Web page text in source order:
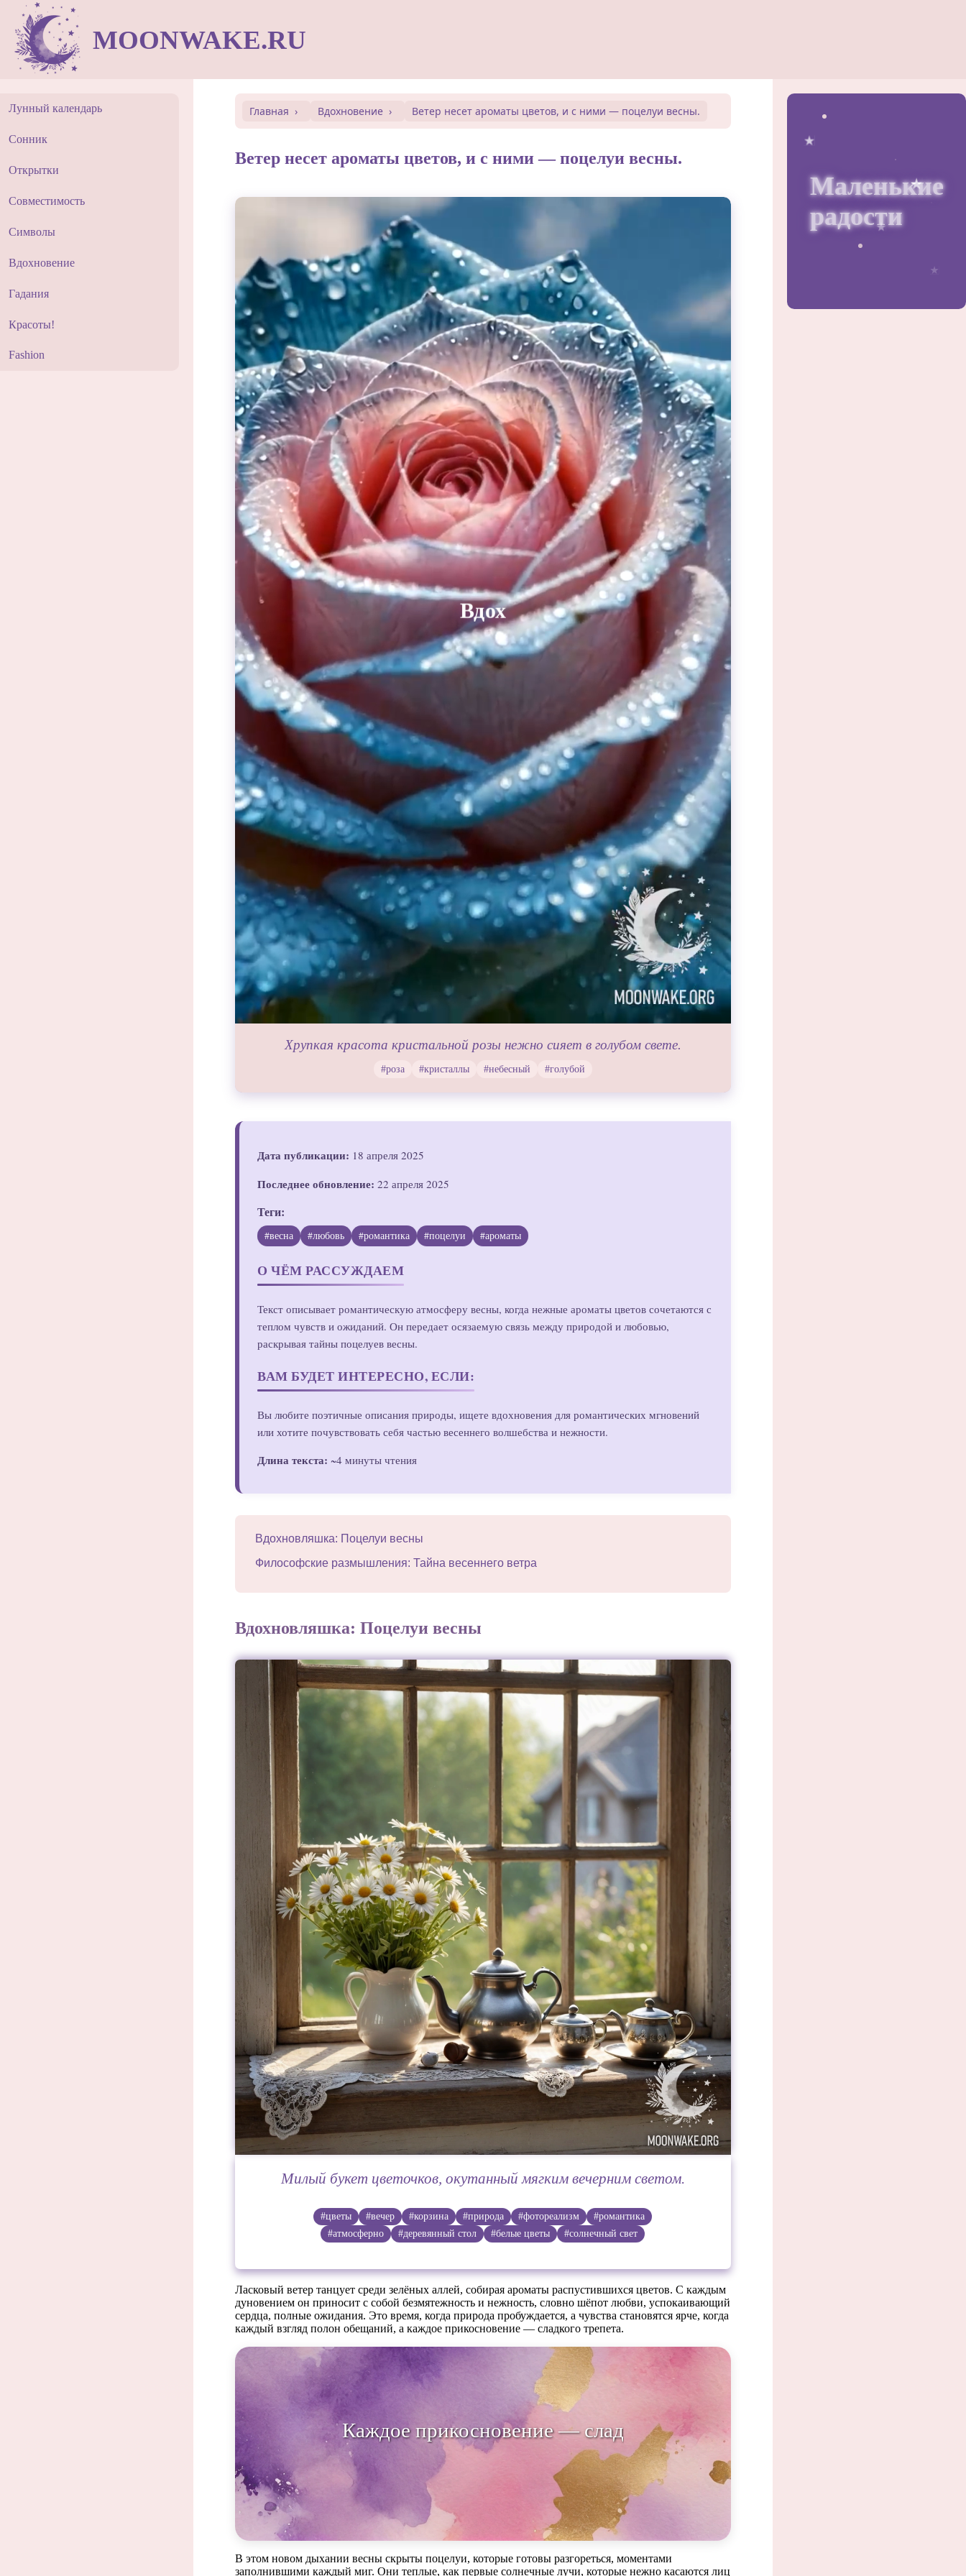
MOONWAKE.RU
Маленькие
радости
Лунный календарь
Сонник
Открытки
Совместимость
Символы
Вдохновение
Гадания
Красоты!
Fashion
Главная Вдохновение Ветер несет ароматы цветов, и с ними — поцелуи весны.
Ветер несет ароматы цветов, и с ними — поцелуи весны.
Хрупкая красота кристальной розы нежно сияет в голубом свете.
#роза #кристаллы #небесный #голубой
Дата публикации: 18 апреля 2025
Последнее обновление: 22 апреля 2025
Теги:
#весна #любовь #романтика #поцелуи #ароматы
О ЧЁМ РАССУЖДАЕМ
Текст описывает романтическую атмосферу весны, когда нежные ароматы цветов сочетаются с
теплом чувств и ожиданий. Он передает осязаемую связь между природой и любовью,
раскрывая тайны поцелуев весны.
ВАМ БУДЕТ ИНТЕРЕСНО, ЕСЛИ:
Вы любите поэтичные описания природы, ищете вдохновения для романтических мгновений
или хотите почувствовать себя частью весеннего волшебства и нежности.
Длина текста: ~4 минуты чтения
Вдохновляшка: Поцелуи весны
Философские размышления: Тайна весеннего ветра
Вдохновляшка: Поцелуи весны
Милый букет цветочков, окутанный мягким вечерним светом.
#цветы #вечер #корзина #природа #фотореализм
#романтика
#атмосферно
#деревянный стол #белые цветы #солнечный свет
Ласковый ветер танцует среди зелёных аллей, собирая ароматы распустившихся цветов. С каждым
дуновением он приносит с собой безмятежность и нежность, словно шёпот любви, успокаивающий
сердца, полные ожидания. Это время, когда природа пробуждается, а чувства становятся ярче, когда
каждый взгляд полон обещаний, а каждое прикосновение — сладкого трепета.
Каждое прикосновение — сладкого трепет
В этом новом дыхании весны скрыты поцелуи, которые готовы разгореться, моментами
заполнившими каждый миг. Они теплые, как первые солнечные лучи, которые нежно касаются лиц